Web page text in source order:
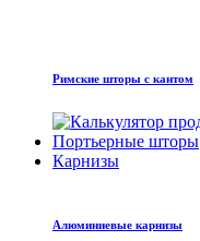
Римские шторы с кантом
Портьерные шторы
Карнизы
Алюминиевые карнизы